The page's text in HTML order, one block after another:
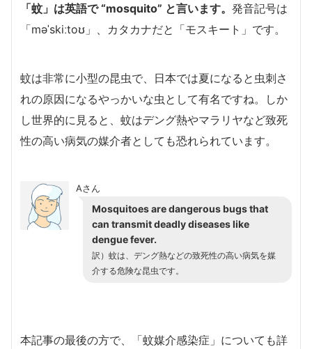
「蚊」は英語で “mosquito” と言います。 発音記号は
「məˈskiːtoʊ」、カタカナだと「モスキート」です。
蚊は非常に小型の昆虫で、日本では夏になると虫刺さ
れの原因になるやっかいな虫として有名ですね。しか
し世界的に見ると、蚊はデング熱やマラリヤなど致死
性の高い病気の媒介者としても恐れられています。
Aさん
Mosquitoes are dangerous bugs that
can transmit deadly diseases like
dengue fever.
訳）蚊は、デング熱などの致死性の高い病気を媒
介する危険な昆虫です。
本記事の最後の方で、「蚊媒介感染症」についても詳